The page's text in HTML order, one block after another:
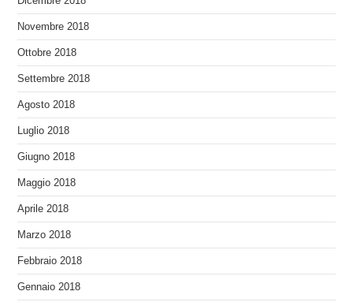
Novembre 2018
Ottobre 2018
Settembre 2018
Agosto 2018
Luglio 2018
Giugno 2018
Maggio 2018
Aprile 2018
Marzo 2018
Febbraio 2018
Gennaio 2018